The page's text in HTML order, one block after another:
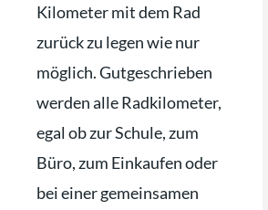
Kilometer mit dem Rad
zurück zu legen wie nur
möglich. Gutgeschrieben
werden alle Radkilometer,
egal ob zur Schule, zum
Büro, zum Einkaufen oder
bei einer gemeinsamen